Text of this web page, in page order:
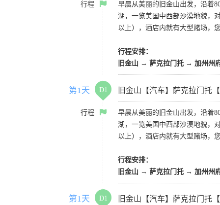
行程
早晨从美丽的旧金山出发，沿着
湖，一览美国中西部沙漠地貌，
以上），酒店内就有大型赌场，
行程安排：
旧金山 → 萨克拉门托 → 加州州
第1天 D1 旧金山【汽车】萨克拉门托
行程
早晨从美丽的旧金山出发，沿着
湖，一览美国中西部沙漠地貌，
以上），酒店内就有大型赌场，
行程安排：
旧金山 → 萨克拉门托 → 加州州
第1天 D1 旧金山【汽车】萨克拉门托